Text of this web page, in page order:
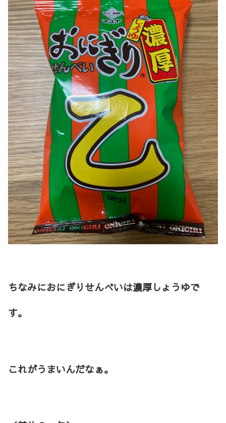
ちなみにおにぎりせんべいは濃厚しょうゆで
す。
これがうまいんだなぁ。